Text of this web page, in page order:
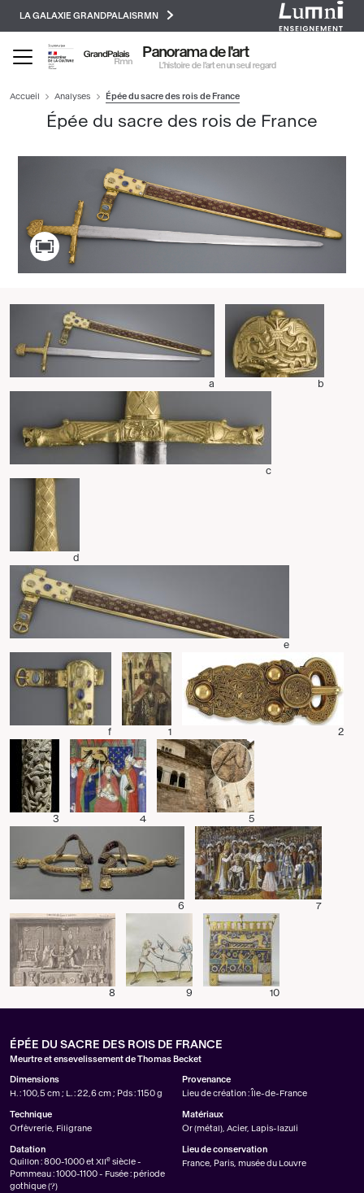
principal
LA GALAXIE GRANDPALAISRMN
Panorama de l'art
L’histoire de l’art en un seul regard
Accueil Analyses Épée du sacre des rois de France
Épée du sacre des rois de France
a b
c
d
e
f 1 2
3 4 5
6 7
8 9 10
ÉPÉE DU SACRE DES ROIS DE FRANCE
Meurtre et ensevelissement de Thomas Becket
Dimensions
H. : 100,5 cm ; L. : 22,6 cm ; Pds : 1150 g
Provenance
Lieu de création : Île-de-France
Technique
Orfèvrerie, Filigrane
Matériaux
Or (métal), Acier, Lapis-lazuli
Datation
Quillon : 800-1000 et XIIe siècle -
Pommeau : 1000-1100 - Fusée : période
gothique (?)
Lieu de conservation
France, Paris, musée du Louvre